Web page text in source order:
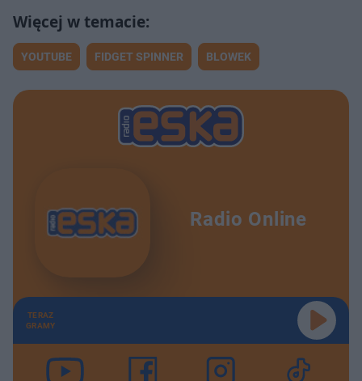
YOUTUBE FIDGET SPINNER BLOWEK
Radio Online
TERAZ
GRAMY